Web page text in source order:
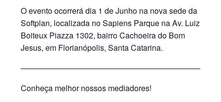
O evento ocorrerá dia 1 de Junho na nova sede da
Softplan, localizada no Sapiens Parque na Av. Luiz
Boiteux Piazza 1302, bairro Cachoeira do Bom
Jesus, em Florianópolis, Santa Catarina.
Conheça melhor nossos mediadores!